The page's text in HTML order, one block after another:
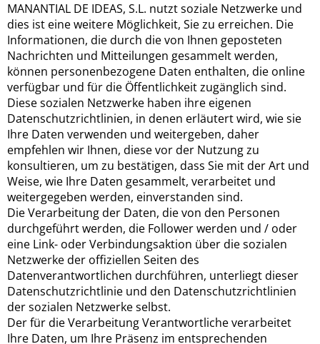
MANANTIAL DE IDEAS, S.L. nutzt soziale Netzwerke und
dies ist eine weitere Möglichkeit, Sie zu erreichen. Die
Informationen, die durch die von Ihnen geposteten
Nachrichten und Mitteilungen gesammelt werden,
können personenbezogene Daten enthalten, die online
verfügbar und für die Öffentlichkeit zugänglich sind.
Diese sozialen Netzwerke haben ihre eigenen
Datenschutzrichtlinien, in denen erläutert wird, wie sie
Ihre Daten verwenden und weitergeben, daher
empfehlen wir Ihnen, diese vor der Nutzung zu
konsultieren, um zu bestätigen, dass Sie mit der Art und
Weise, wie Ihre Daten gesammelt, verarbeitet und
weitergegeben werden, einverstanden sind.
Die Verarbeitung der Daten, die von den Personen
durchgeführt werden, die Follower werden und / oder
eine Link- oder Verbindungsaktion über die sozialen
Netzwerke der offiziellen Seiten des
Datenverantwortlichen durchführen, unterliegt dieser
Datenschutzrichtlinie und den Datenschutzrichtlinien
der sozialen Netzwerke selbst.
Der für die Verarbeitung Verantwortliche verarbeitet
Ihre Daten, um Ihre Präsenz im entsprechenden